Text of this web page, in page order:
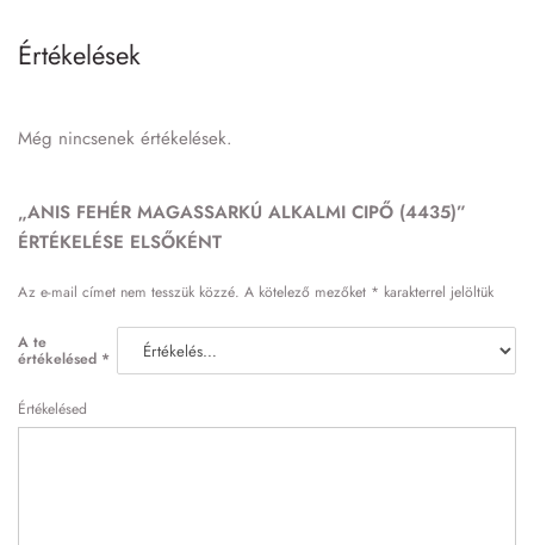
Értékelések
Még nincsenek értékelések.
„ANIS FEHÉR MAGASSARKÚ ALKALMI CIPŐ (4435)”
ÉRTÉKELÉSE ELSŐKÉNT
Az e-mail címet nem tesszük közzé. A kötelező mezőket * karakterrel jelöltük
A te
értékelésed *
Értékelésed